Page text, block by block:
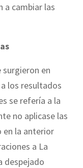
a cambiar las
surgieron en
los resultados
se refería a la
no aplicase las
en la anterior
a La
despejado